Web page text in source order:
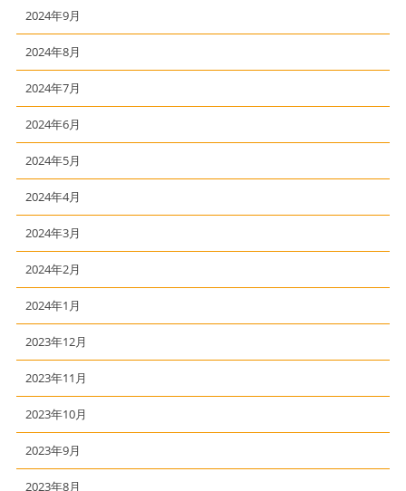
2024年9月
2024年8月
2024年7月
2024年6月
2024年5月
2024年4月
2024年3月
2024年2月
2024年1月
2023年12月
2023年11月
2023年10月
2023年9月
2023年8月